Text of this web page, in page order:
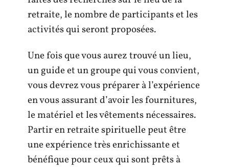
retraite, le nombre de participants et les
activités qui seront proposées.
Une fois que vous aurez trouvé un lieu,
un guide et un groupe qui vous convient,
vous devrez vous préparer à l’expérience
en vous assurant d’avoir les fournitures,
le matériel et les vêtements nécessaires.
Partir en retraite spirituelle peut être
une expérience très enrichissante et
bénéfique pour ceux qui sont prêts à